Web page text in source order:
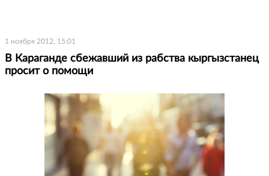
1 ноября 2012, 15:01
В Караганде сбежавший из рабства кыргызстанец
просит о помощи